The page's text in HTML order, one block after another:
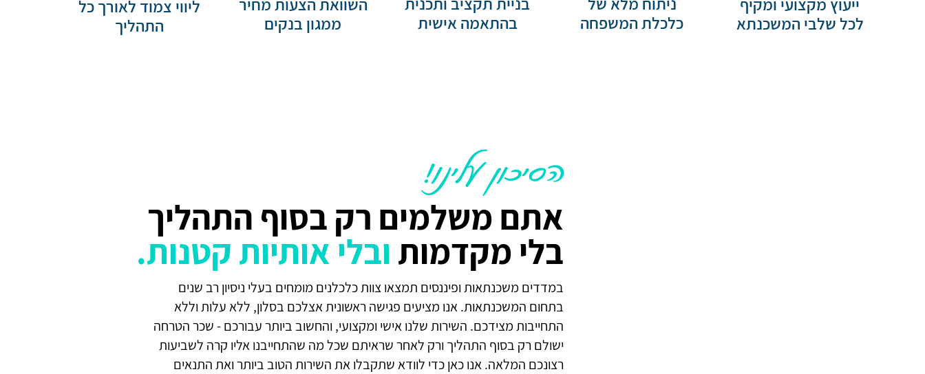
ליווי צמוד לאורך כל
התהליך
ממגון בנקים
בהתאמה אישית
כלכלת המשפחה
לכל שלבי המשכנתא
הסיכון עלינו!
אתם משלמים רק בסוף התהליך
בלי מקדמות ובלי אותיות קטנות.
במדדים משכנתאות ופיננסים תמצאו צוות כלכלנים מומחים בעלי ניסיון רב שנים
בתחום המשכנתאות. אנו מציעים פגישה ראשונית אצלכם בסלון, ללא עלות וללא
התחייבות מצידכם. השירות שלנו אישי ומקצועי, והחשוב ביותר עבורכם - שכר הטרחה
ישולם רק בסוף התהליך ורק לאחר שראיתם שכל מה שהתחייבנו אליו קרה לשביעות
רצונכם המלאה. אנו כאן כדי לוודא שתקבלו את השירות הטוב ביותר ואת התנאים